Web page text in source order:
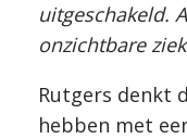
uitgeschakeld.
onzichtbare
Rutgers denkt
hebben met